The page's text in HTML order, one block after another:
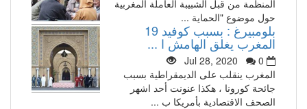
المنظمة من قبل الشبيبة العاملة المغربية
حول موضوع "الحماية ...
بلومبيرغ : بسبب كوفيد 19
المغرب يغلق الهامش ا ...
Jul 28, 2020
0
المغرب ينقلب على الديمقراطية بسبب
جائحة كورونا ، هكذا عنونت أحد اشهر
الصحف الاقتصادية بأمريكا ب ...